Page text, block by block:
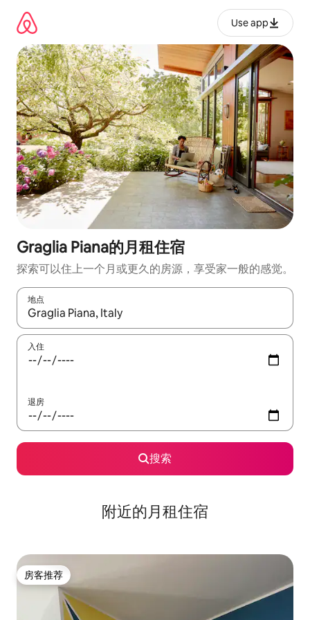
Use app
Graglia Piana的月租住宿
探索可以住上一个月或更久的房源，享受家一般的感觉。
地点
如有搜索结果，请使用上下方向键查看，或通过点击或滑动手势
入住
退房
搜索
附近的月租住宿
房客推荐
房客推荐